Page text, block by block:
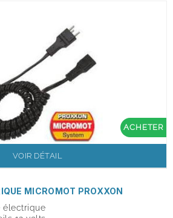
ACHETER
VOIR DÉTAIL
MICROMOT PROXXON
électrique